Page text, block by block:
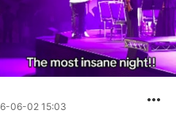
06-02 15:03